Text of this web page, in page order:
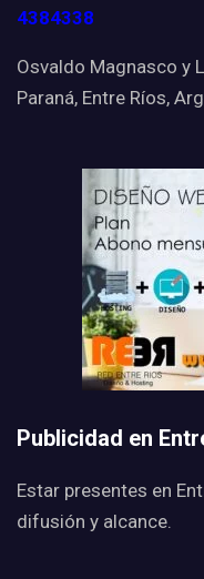
4384338
Osvaldo Magnasco y
Paraná, Entre Ríos,
Publicidad en
Estar presentes en
difusión y alcance.